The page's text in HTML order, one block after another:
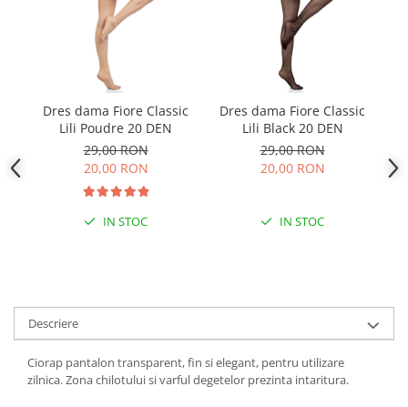
Dres dama Fiore Classic
Lili Poudre 20 DEN
29,00 RON
20,00 RON
IN STOC
Dres dama Fiore Classic
Lili Black 20 DEN
29,00 RON
20,00 RON
IN STOC
Descriere
Ciorap pantalon transparent, fin si elegant, pentru utilizare
zilnica. Zona chilotului si varful degetelor prezinta intaritura.